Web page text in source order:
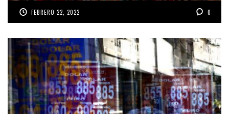
FEBRERO 22, 2022 0